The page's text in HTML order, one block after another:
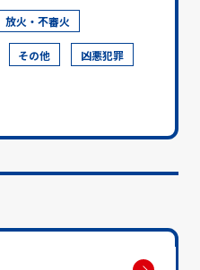
放火・不審火
その他 凶悪犯罪